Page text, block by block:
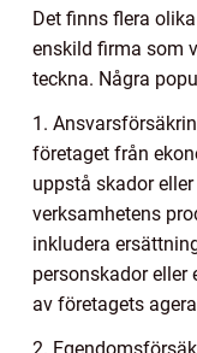
Det finns flera
enskild firma som
teckna. Några
1.
företaget från
uppstå skador
verksamhetens
inkludera
personskador
av företagets